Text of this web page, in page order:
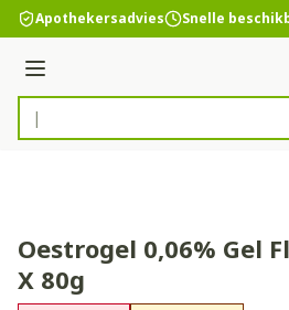
Ga naar de inhoud
Apothekersadvies Snelle
Menu
Product, merk, categorie...
Oestrogel 0,06% Gel
X 80g